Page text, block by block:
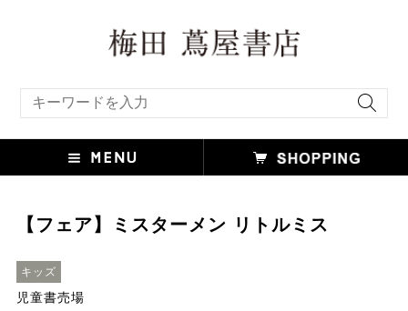
【フェア】ミスターメン リトルミス
キッズ
児童書売場